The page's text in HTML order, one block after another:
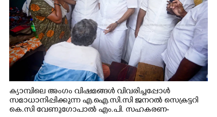
ക്യാമ്പിലെ അംഗം വിഷമങ്ങൾ വിവരിച്ചപ്പോൾ
സമാധാനിപ്പിക്കുന്ന എ.ഐ.സി.സി ജനറൽ സെക്രട്ടറി
കെ.സി വേണുഗോപാൽ എം.പി. സഹകരണ-